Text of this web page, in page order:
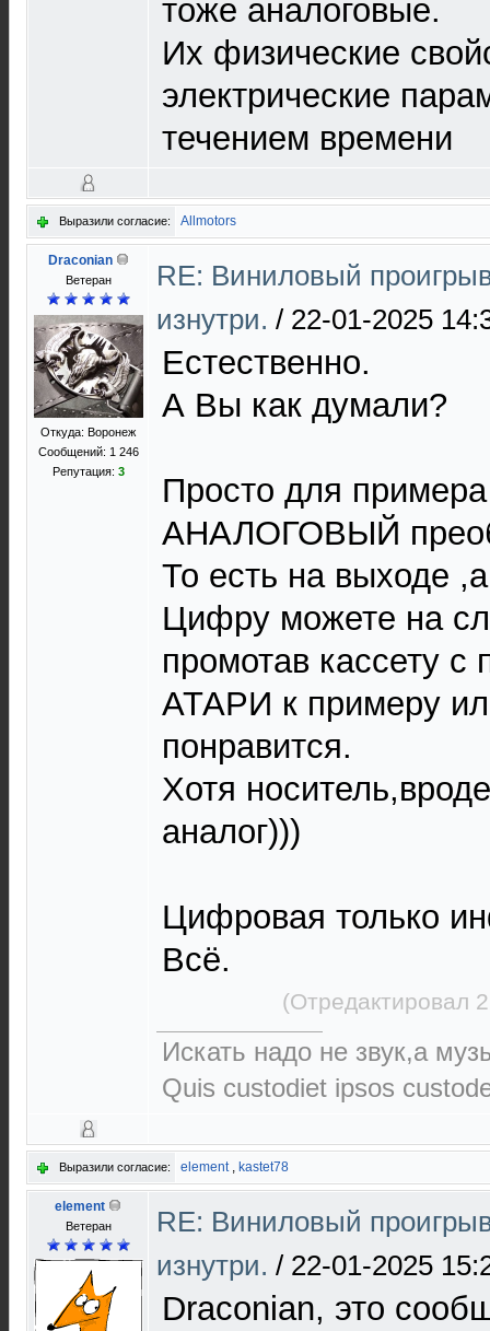
тоже аналоговые.
Их физические
электрические
течением времени
Выразили согласие: Allmotors
Draconian
Ветеран
Откуда: Воронеж
Сообщений: 1 246
Репутация: 3
RE: Виниловый
изнутри. / 22-01-2025
Естественно.
А Вы как думали?
Просто для
АНАЛОГОВЫЙ
То есть на выходе
Цифру можете на
промотав кассету с
АТАРИ к примеру
понравится.
Хотя
аналог)))
Цифровая только
Всё.
(Отредактировал
Искать надо не звук,а
Quis custodiet ipsos
Выразили согласие: element, kastet78
element
Ветеран
RE: Виниловый
изнутри. / 22-01-2025
Draconian, это